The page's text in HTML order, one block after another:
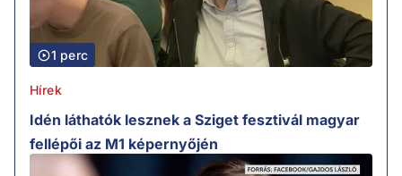
1 perc
Hírek
Idén láthatók lesznek a Sziget fesztivál magyar
fellépői az M1 képernyőjén